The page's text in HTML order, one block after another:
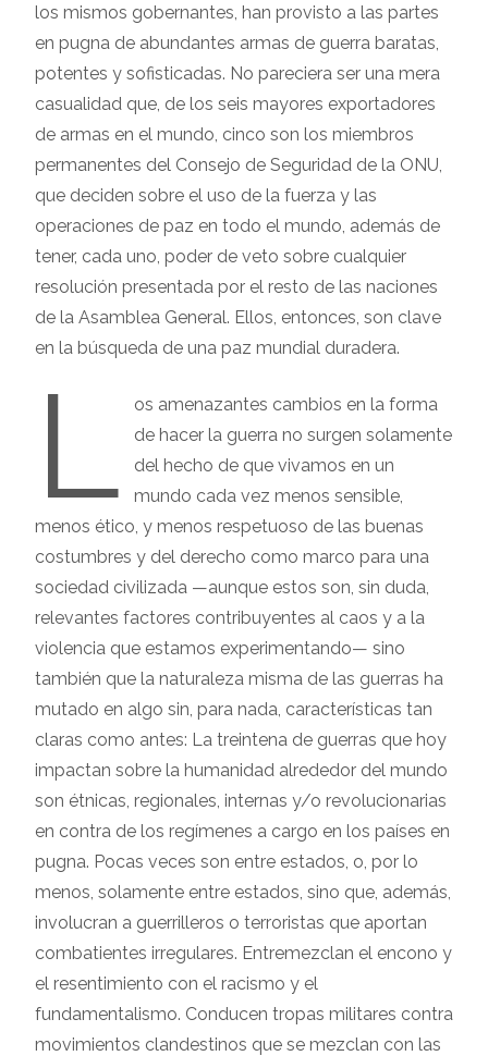
los mismos gobernantes, han provisto a las partes
en pugna de abundantes armas de guerra baratas,
potentes y sofisticadas. No pareciera ser una mera
casualidad que, de los seis mayores exportadores
de armas en el mundo, cinco son los miembros
permanentes del Consejo de Seguridad de la ONU,
que deciden sobre el uso de la fuerza y las
operaciones de paz en todo el mundo, además de
tener, cada uno, poder de veto sobre cualquier
resolución presentada por el resto de las naciones
de la Asamblea General. Ellos, entonces, son clave
en la búsqueda de una paz mundial duradera.
L
os amenazantes cambios en la forma
de hacer la guerra no surgen solamente
del hecho de que vivamos en un
mundo cada vez menos sensible,
menos ético, y menos respetuoso de las buenas
costumbres y del derecho como marco para una
sociedad civilizada —aunque estos son, sin duda,
relevantes factores contribuyentes al caos y a la
violencia que estamos experimentando— sino
también que la naturaleza misma de las guerras ha
mutado en algo sin, para nada, características tan
claras como antes: La treintena de guerras que hoy
impactan sobre la humanidad alrededor del mundo
son étnicas, regionales, internas y/o revolucionarias
en contra de los regímenes a cargo en los países en
pugna. Pocas veces son entre estados, o, por lo
menos, solamente entre estados, sino que, además,
involucran a guerrilleros o terroristas que aportan
combatientes irregulares. Entremezclan el encono y
el resentimiento con el racismo y el
fundamentalismo. Conducen tropas militares contra
movimientos clandestinos que se mezclan con las